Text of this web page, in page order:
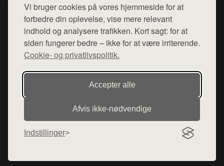
Vi bruger cookies på vores hjemmeside for at
forbedre din oplevelse, vise mere relevant
indhold og analysere trafikken. Kort sagt: for at
siden fungerer bedre – ikke for at være irriterende.
Cookie- og privatlivspolitik.
Accepter alle
Afvis ikke‑nødvendige
Indstillinger
Top Rabatter
Blog
Kontakt
Mail: hej@want.dk
Cookie- og privatlivspolitik
Denne side er en del af want.dk, der udgiver en række
hjemmesider med præsentation af forskellige produkter fra
diverse webshops. Der sælges ikke varer fra denne side - vi
henviser til de shops, som sælger varen. Vi har heller ikke
varerne på lager.